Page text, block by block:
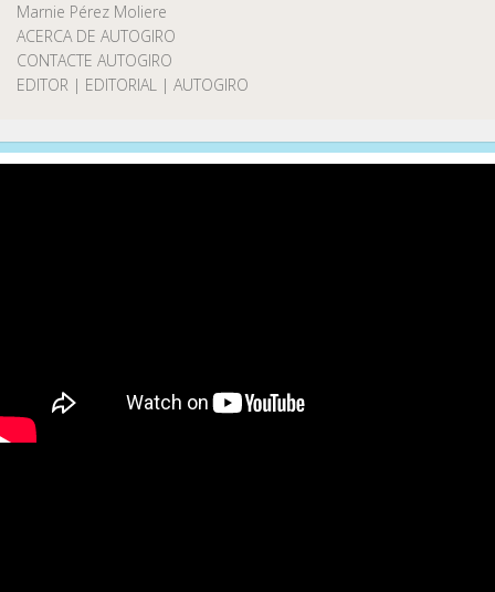
Marnie Pérez Moliere
ACERCA DE AUTOGIRO
CONTACTE AUTOGIRO
EDITOR | EDITORIAL | AUTOGIRO